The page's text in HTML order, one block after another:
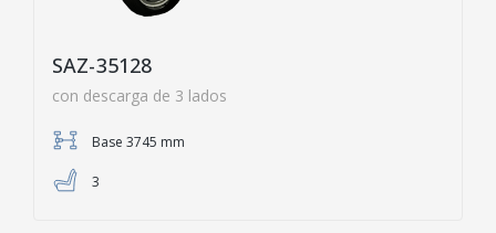
SAZ-35128
con descarga de 3 lados
Base 3745 mm
3